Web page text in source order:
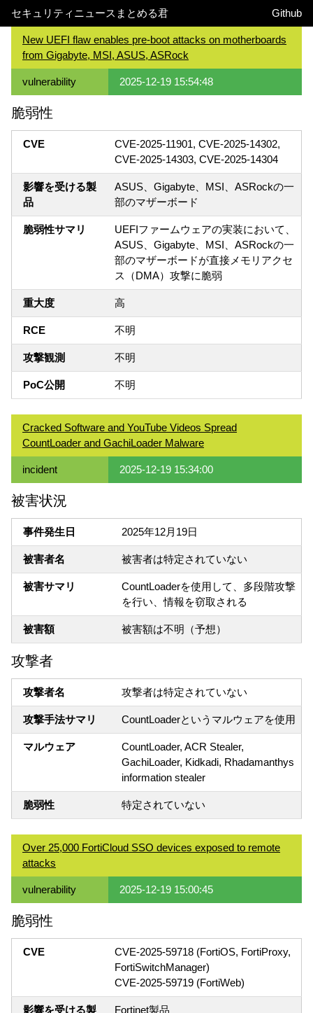
セキュリティニュースまとめる君 Github
New UEFI flaw enables pre-boot attacks on motherboards
from Gigabyte, MSI, ASUS, ASRock
vulnerability 2025-12-19 15:54:48
脆弱性
CVE
CVE-2025-11901, CVE-2025-14302,
CVE-2025-14303, CVE-2025-14304
影響を受ける製
品
ASUS、Gigabyte、MSI、ASRockの一
部のマザーボード
脆弱性サマリ
UEFIファームウェアの実装において、
ASUS、Gigabyte、MSI、ASRockの一
部のマザーボードが直接メモリアクセ
ス（DMA）攻撃に脆弱
重大度 高
RCE 不明
攻撃観測 不明
PoC公開 不明
Cracked Software and YouTube Videos Spread
CountLoader and GachiLoader Malware
incident 2025-12-19 15:34:00
被害状況
事件発生日 2025年12月19日
被害者名 被害者は特定されていない
被害サマリ
CountLoaderを使用して、多段階攻撃
を行い、情報を窃取される
被害額 被害額は不明（予想）
攻撃者
攻撃者名 攻撃者は特定されていない
攻撃手法サマリ CountLoaderというマルウェアを使用
マルウェア
CountLoader, ACR Stealer,
GachiLoader, Kidkadi, Rhadamanthys
information stealer
脆弱性 特定されていない
Over 25,000 FortiCloud SSO devices exposed to remote
attacks
vulnerability 2025-12-19 15:00:45
脆弱性
CVE
CVE-2025-59718 (FortiOS, FortiProxy,
FortiSwitchManager)
CVE-2025-59719 (FortiWeb)
影響を受ける製
Fortinet製品